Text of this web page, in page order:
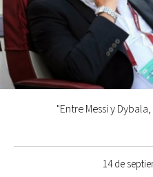
14 de
"Entre Messi y